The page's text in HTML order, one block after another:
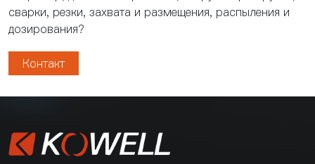
сварки, резки, захвата и размещения, распыления и
дозирования?
Контакт